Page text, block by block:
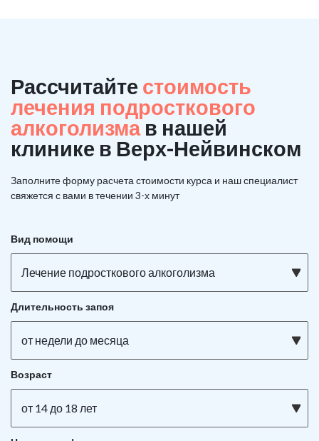
Рассчитайте стоимость
лечения подросткового
алкоголизмав нашей
клинике в Верх-Нейвинском
Заполните форму расчета стоимости курса и наш специалист
свяжется с вами в течении 3-х минут
Вид помощи
Лечение подросткового алкоголизма
Длительность запоя
от недели до месяца
Возраст
от 14 до 18 лет